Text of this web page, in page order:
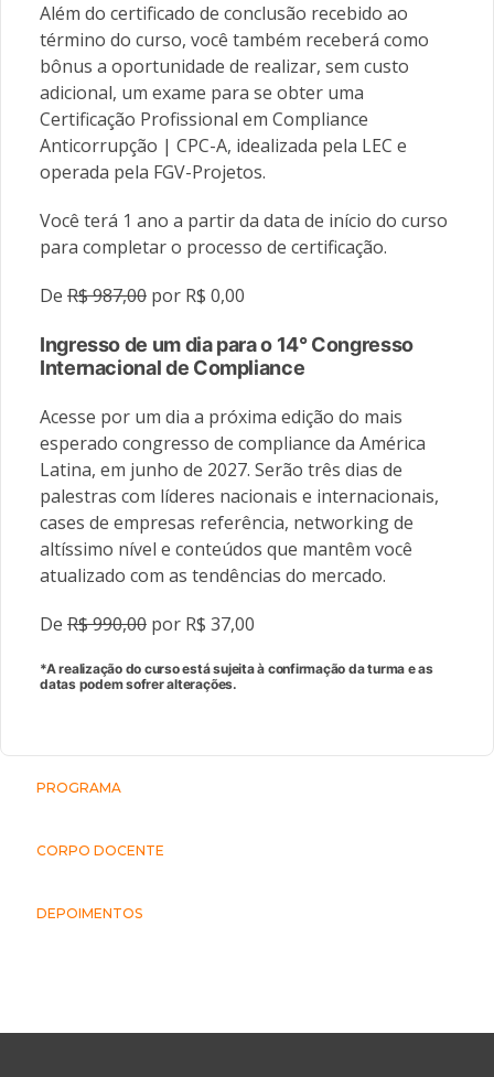
Além do certificado de conclusão recebido ao
término do curso, você também receberá como
bônus a oportunidade de realizar, sem custo
adicional, um exame para se obter uma
Certificação Profissional em Compliance
Anticorrupção | CPC-A, idealizada pela LEC e
operada pela FGV-Projetos.
Você terá 1 ano a partir da data de início do curso
para completar o processo de certificação.
De R$ 987,00 por R$ 0,00
Ingresso de um dia para o 14° Congresso
Internacional de Compliance
Acesse por um dia a próxima edição do mais
esperado congresso de compliance da América
Latina, em junho de 2027. Serão três dias de
palestras com líderes nacionais e internacionais,
cases de empresas referência, networking de
altíssimo nível e conteúdos que mantêm você
atualizado com as tendências do mercado.
De R$ 990,00 por R$ 37,00
*A realização do curso está sujeita à confirmação da turma e as
datas podem sofrer alterações.
PROGRAMA
CORPO DOCENTE
DEPOIMENTOS